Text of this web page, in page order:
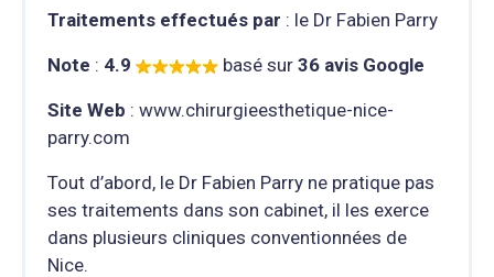
Traitements effectués par : le Dr Fabien Parry
Note : 4.9 basé sur 36 avis Google
Site Web : www.chirurgieesthetique-nice-
parry.com
Tout d’abord, le Dr Fabien Parry ne pratique pas
ses traitements dans son cabinet, il les exerce
dans plusieurs cliniques conventionnées de
Nice.